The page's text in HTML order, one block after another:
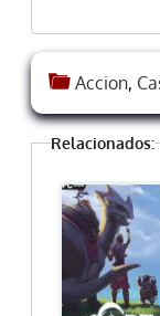
Accion,
Relacionados: